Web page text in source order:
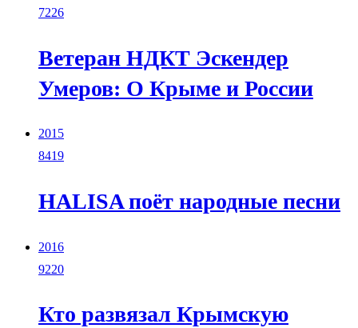
7226
Ветеран НДКТ Эскендер
Умеров: О Крыме и России
2015
8419
HALISA поёт народные песни
2016
9220
Кто развязал Крымскую